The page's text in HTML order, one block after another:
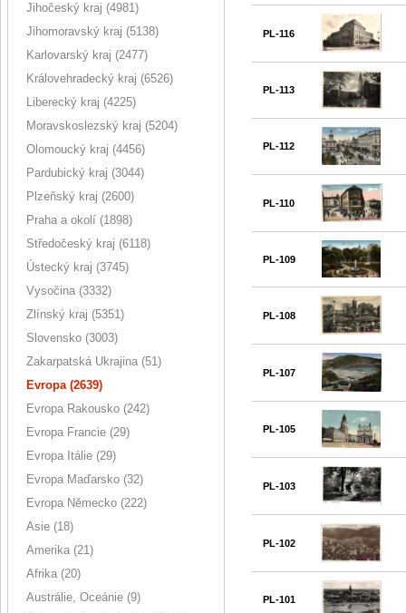
Jihočeský kraj (4981)
Jihomoravský kraj (5138)
Karlovarský kraj (2477)
Královehradecký kraj (6526)
Liberecký kraj (4225)
Moravskoslezský kraj (5204)
Olomoucký kraj (4456)
Pardubický kraj (3044)
Plzeňský kraj (2600)
Praha a okolí (1898)
Středočeský kraj (6118)
Ústecký kraj (3745)
Vysočina (3332)
Zlínský kraj (5351)
Slovensko (3003)
Zakarpatská Ukrajina (51)
Evropa (2639)
Evropa Rakousko (242)
Evropa Francie (29)
Evropa Itálie (29)
Evropa Maďarsko (32)
Evropa Německo (222)
Asie (18)
Amerika (21)
Afrika (20)
Austrálie, Oceánie (9)
PL-116
PL-113
PL-112
PL-110
PL-109
PL-108
PL-107
PL-105
PL-103
PL-102
PL-101